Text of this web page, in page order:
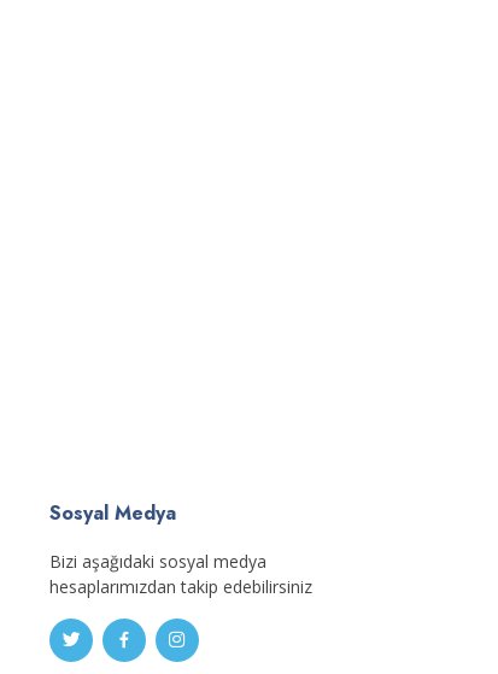
Sosyal Medya
Bizi aşağıdaki sosyal medya
hesaplarımızdan takip edebilirsiniz